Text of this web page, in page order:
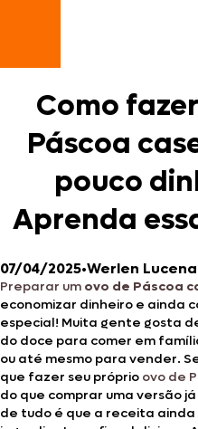
Como
Páscoa
pouco
Aprenda
07/04/2025•Werlen Lucena
Preparar um ovo de Páscoa
economizar dinheiro e ainda
especial! Muita gente gosta
do doce para comer em
ou até mesmo para vender.
que fazer seu próprio ovo de
do que comprar uma versão
de tudo é que a receita